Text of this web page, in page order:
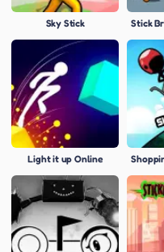
Sky Stick
Light it up Online